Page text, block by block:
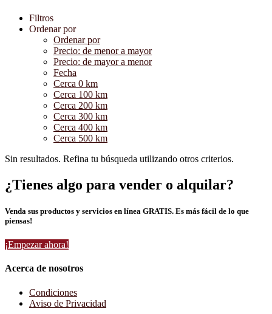
Filtros
Ordenar por
Ordenar por
Precio: de menor a mayor
Precio: de mayor a menor
Fecha
Cerca 0 km
Cerca 100 km
Cerca 200 km
Cerca 300 km
Cerca 400 km
Cerca 500 km
Sin resultados. Refina tu búsqueda utilizando otros criterios.
¿Tienes algo para vender o alquilar?
Venda sus productos y servicios en línea GRATIS. Es más fácil de lo que
piensas!
¡Empezar ahora!
Acerca de nosotros
Condiciones
Aviso de Privacidad